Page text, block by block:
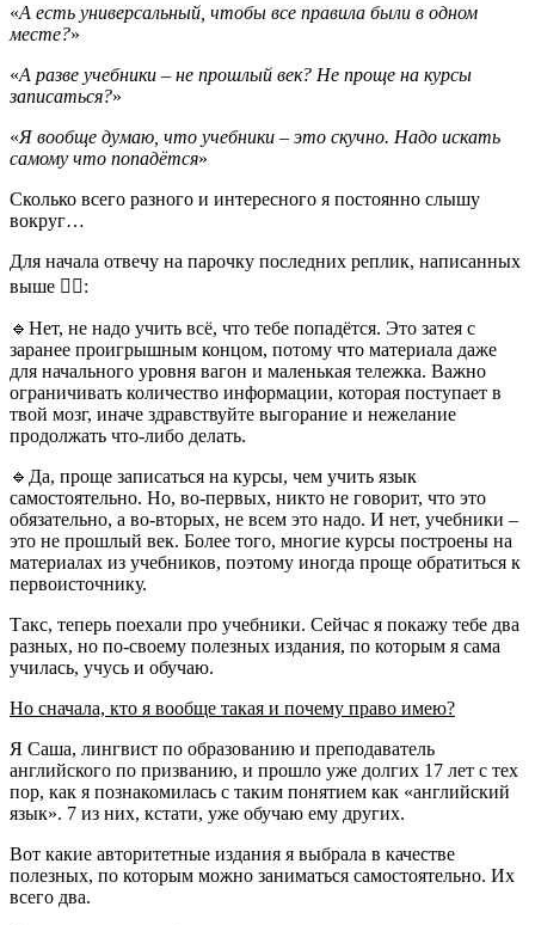
«А есть универсальный, чтобы все правила были в одном
месте?»
«А разве учебники – не прошлый век? Не проще на курсы
записаться?»
«Я вообще думаю, что учебники – это скучно. Надо искать
самому что попадётся»
Сколько всего разного и интересного я постоянно слышу
вокруг…
Для начала отвечу на парочку последних реплик, написанных
выше 👆🏻:
🔹Нет, не надо учить всё, что тебе попадётся. Это затея с
заранее проигрышным концом, потому что материала даже
для начального уровня вагон и маленькая тележка. Важно
ограничивать количество информации, которая поступает в
твой мозг, иначе здравствуйте выгорание и нежелание
продолжать что-либо делать.
🔹Да, проще записаться на курсы, чем учить язык
самостоятельно. Но, во-первых, никто не говорит, что это
обязательно, а во-вторых, не всем это надо. И нет, учебники –
это не прошлый век. Более того, многие курсы построены на
материалах из учебников, поэтому иногда проще обратиться к
первоисточнику.
Такс, теперь поехали про учебники. Сейчас я покажу тебе два
разных, но по-своему полезных издания, по которым я сама
училась, учусь и обучаю.
Но сначала, кто я вообще такая и почему право имею?
Я Саша, лингвист по образованию и преподаватель
английского по призванию, и прошло уже долгих 17 лет с тех
пор, как я познакомилась с таким понятием как «английский
язык». 7 из них, кстати, уже обучаю ему других.
Вот какие авторитетные издания я выбрала в качестве
полезных, по которым можно заниматься самостоятельно. Их
всего два.